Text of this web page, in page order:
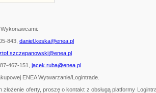
843, daniel.keska@enea.pl
467-151, jacek.ruba@enea.pl
ENEA Wytwarzanie/Logintrade.
oferty, proszę o kontakt z obsługą platformy